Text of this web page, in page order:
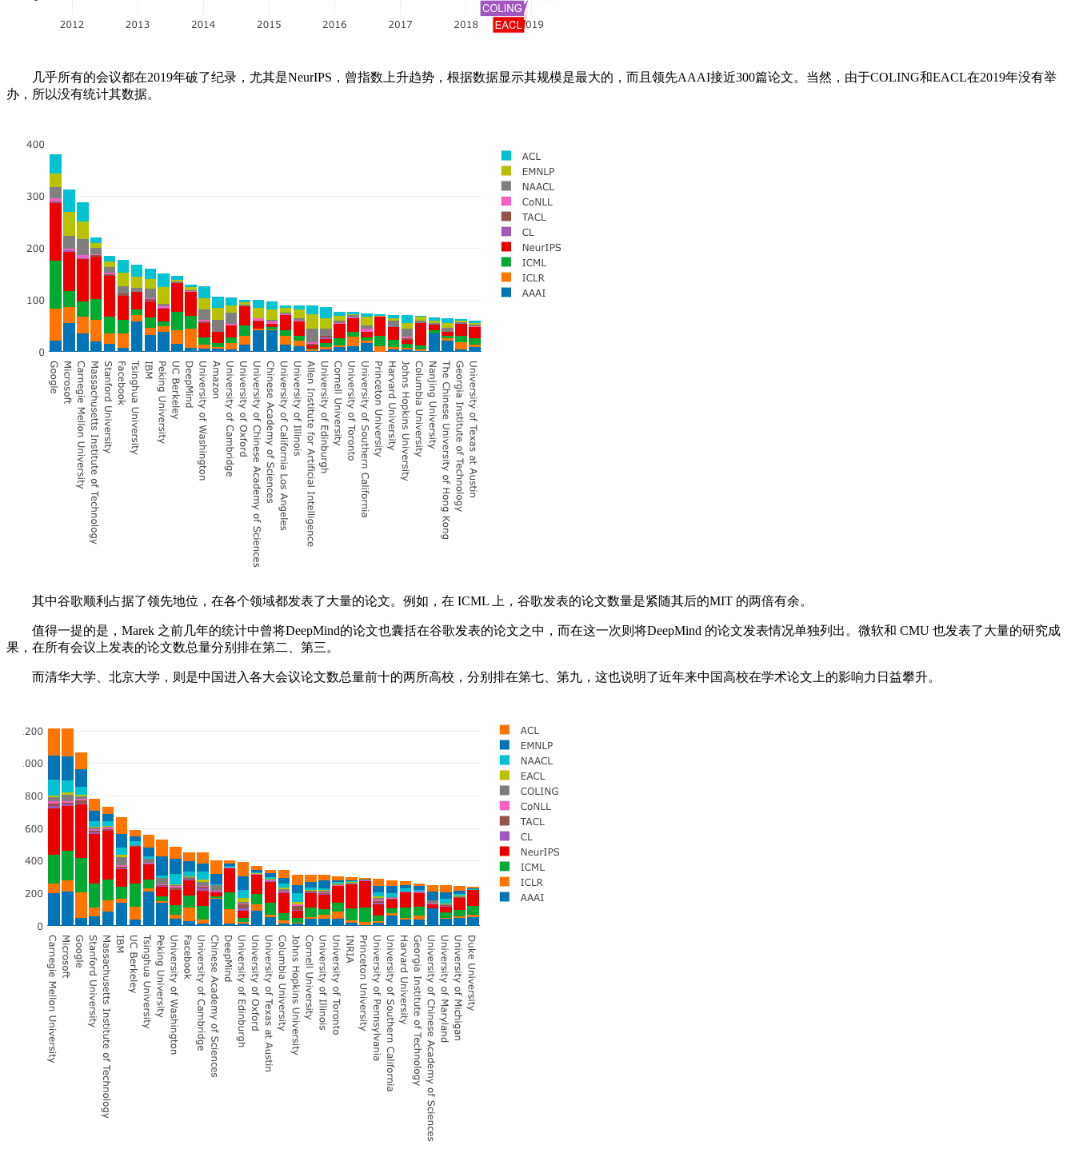
几乎所有的会议都在2019年破了纪录，尤其是NeurIPS，曾指数上升趋势，根据数据显示其规模是最大的，而且领先AAAI接近300篇论文。当然，由于COLING和EACL在2019年没有举
办，所以没有统计其数据。
其中谷歌顺利占据了领先地位，在各个领域都发表了大量的论文。例如，在 ICML 上，谷歌发表的论文数量是紧随其后的MIT 的两倍有余。
值得一提的是，Marek 之前几年的统计中曾将DeepMind的论文也囊括在谷歌发表的论文之中，而在这一次则将DeepMind 的论文发表情况单独列出。微软和 CMU 也发表了大量的研究成
果，在所有会议上发表的论文数总量分别排在第二、第三。
而清华大学、北京大学，则是中国进入各大会议论文数总量前十的两所高校，分别排在第七、第九，这也说明了近年来中国高校在学术论文上的影响力日益攀升。